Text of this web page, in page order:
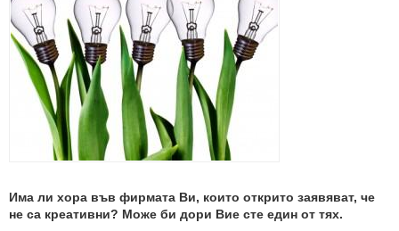
Има ли хора във фирмата Ви, които открито заявяват, че
не са креативни? Може би дори Вие сте един от тях.